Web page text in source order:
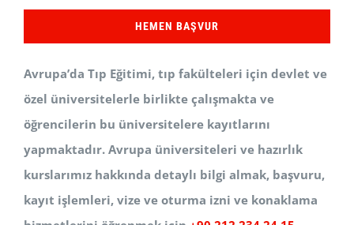
HEMEN BAŞVUR
Avrupa’da Tıp Eğitimi, tıp fakülteleri için devlet ve
özel üniversitelerle birlikte çalışmakta ve
öğrencilerin bu üniversitelere kayıtlarını
yapmaktadır. Avrupa üniversiteleri ve hazırlık
kurslarımız hakkında detaylı bilgi almak, başvuru,
kayıt işlemleri, vize ve oturma izni ve konaklama